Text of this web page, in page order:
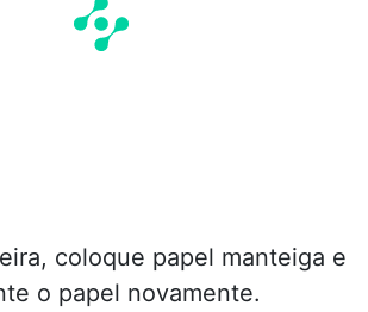
coloque papel manteiga e
o papel novamente.